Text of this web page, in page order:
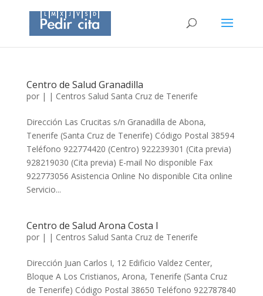
Centro de Salud Granadilla
por | | Centros Salud Santa Cruz de Tenerife
Dirección Las Crucitas s/n Granadilla de Abona,
Tenerife (Santa Cruz de Tenerife) Código Postal 38594
Teléfono 922774420 (Centro) 922239301 (Cita previa)
928219030 (Cita previa) E-mail No disponible Fax
922773056 Asistencia Online No disponible Cita online
Servicio...
Centro de Salud Arona Costa I
por | | Centros Salud Santa Cruz de Tenerife
Dirección Juan Carlos I, 12 Edificio Valdez Center,
Bloque A Los Cristianos, Arona, Tenerife (Santa Cruz
de Tenerife) Código Postal 38650 Teléfono 922787840